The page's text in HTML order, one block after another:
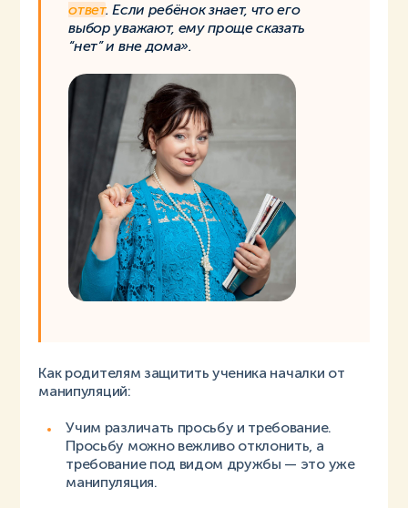
ответ. Если ребёнок знает, что его
выбор уважают, ему проще сказать
“нет” и вне дома».
Как родителям защитить ученика началки от
манипуляций:
Учим различать просьбу и требование.
Просьбу можно вежливо отклонить, а
требование под видом дружбы — это уже
манипуляция.